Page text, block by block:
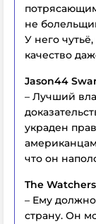
не
У него
качество
Jason44
– Лучший
украден
что он
The
– Ему
страну. Он